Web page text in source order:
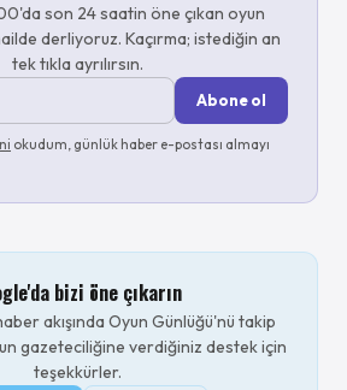
son 24 saatin öne çıkan oyun
derliyoruz. Kaçırma; istediğin an
tek tıkla ayrılırsın.
Abone ol
okudum, günlük haber e-postası almayı
bizi öne çıkarın
akışında Oyun Günlüğü'nü takip
gazeteciliğine verdiğiniz destek için
teşekkürler.